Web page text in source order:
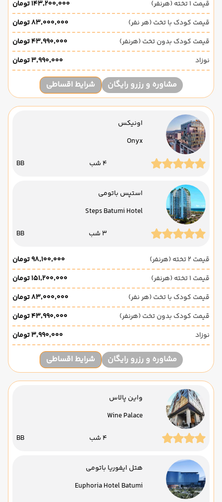
قیمت 1 تخته (هرنفر)
۱۴۳٬۲۰۰٬۰۰۰ تومان
قیمت کودک با تخت (هر نفر)
۸۳٬۰۰۰٬۰۰۰ تومان
قیمت کودک بدون تخت (هرنفر)
۴۳٬۹۹۰٬۰۰۰ تومان
نوزاد
۳٬۹۹۰٬۰۰۰ تومان
مشاوره و رزرو رایگان شرایط اقساطی
اونیکس
Onyx
4 شب BB
استپس باتومی
Steps Batumi Hotel
3 شب BB
قیمت 2 تخته (هرنفر)
۹۸٬۱۰۰٬۰۰۰ تومان
قیمت 1 تخته (هرنفر)
۱۵۱٬۲۰۰٬۰۰۰ تومان
قیمت کودک با تخت (هر نفر)
۸۳٬۰۰۰٬۰۰۰ تومان
قیمت کودک بدون تخت (هرنفر)
۴۳٬۹۹۰٬۰۰۰ تومان
نوزاد
۳٬۹۹۰٬۰۰۰ تومان
مشاوره و رزرو رایگان شرایط اقساطی
واین پالاس
Wine Palace
4 شب BB
هتل ایفوریا باتومی
Euphoria Hotel Batumi